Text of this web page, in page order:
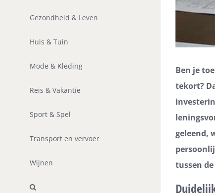
Gezondheid & Leven
Huis & Tuin
Mode & Kleding
Reis & Vakantie
Sport & Spel
Transport en vervoer
Wijnen
Ben je
tekort?
geleend,
tussen